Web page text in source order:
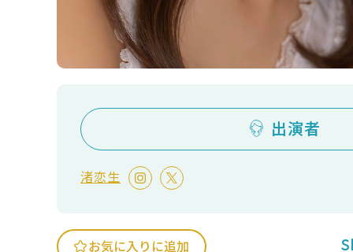
出演者
渚恋生
お気に入りに追加